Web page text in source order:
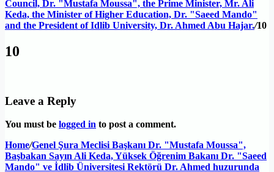
Council, Dr. "Mustafa Moussa", the Prime Minister, Mr. Ali
Keda, the Minister of Higher Education, Dr. "Saeed Mando"
and the President of Idlib University, Dr. Ahmed Abu Hajar./10
10
Leave a Reply
You must be logged in to post a comment.
Home/Genel Şura Meclisi Başkanı Dr. "Mustafa Moussa",
Başbakan Sayın Ali Keda, Yüksek Öğrenim Bakanı Dr. "Saeed
Mando" ve İdlib Üniversitesi Rektörü Dr. Ahmed huzurunda